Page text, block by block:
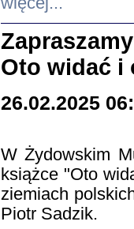
Oto widać i
26.02.2025
W Żydowskim
książce "Oto
ziemiach
Piotr Sadzik.